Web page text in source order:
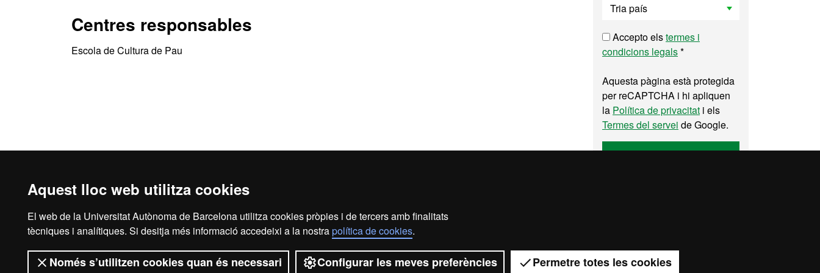
Aquest lloc web utilitza cookies
El web de la Universitat Autònoma de Barcelona utilitza cookies pròpies i de tercers amb finalitats
tècniques i analítiques. Si desitja més informació accedeixi a la nostrapolítica de cookies.
Només s’utilitzen cookies quan és necessari Configurar les meves preferències Permetre totes les cookies
Centres responsables
Escola de Cultura de Pau
Accepto elstermes i
condicions legals*
Aquesta pàgina està protegida
per reCAPTCHA i hi apliquen
la Política de privacitat i els
Termes del servei de Google.
Enviar
Inici Avís legal Protecció de dades Sobre el web
2026 Universitat Autònoma de Barcelona